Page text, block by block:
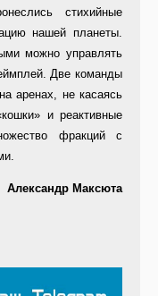
стихийные
нашей планеты.
можно управлять
Две команды
аренах, не касаясь
и реактивные
фракций с
Александр Максюта